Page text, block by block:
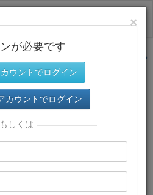
サイトトップに戻る
がダウンロードでき、快適な動画
×
が必要です
ウントでログイン
カウントでログイン
もしくは